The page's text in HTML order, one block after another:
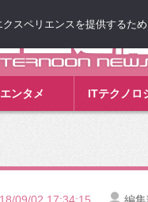
エンタメ ITテクノロ
クスペリエンスを提供するた